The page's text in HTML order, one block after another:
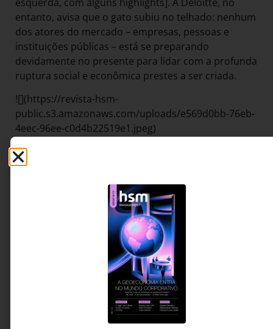
entanto, avisa que o gato subiu no telhado: nenhum
dos atores do mercado – empresas, pessoas e
instituições públicas – está se preparando
devidamente no presente para lidar com a profunda
ruptura social e econômica prestes a ser criada.
![](https://revista-hsm-
public.s3.amazonaws.com/uploads/e569d0bb-76eb-
4eec-96ee-c0d4b22519e1.jpeg)
**A ANTROPOFAGIA**
estudioso do assunto, André Souza, fundador e CEO
da consultoria Futuro S/A. Trata-se de um
experiente executivo de gestão de talentos e
desenvolvimento que começou a estudar o futuro
do trabalho em 2006, criou um blog para canalizar
seu aprendizado e agora fez do blog uma
consultoria. Sua diversidade de experiências
alimentou sua antropofagia – Banco Icatu, Nokia,
Coca-Cola, Newell Brands e Monsanto/Bayer. Souza
usa duas formas geométricas como representação